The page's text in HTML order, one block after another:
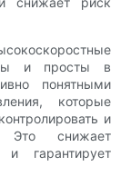
и просты в
понятными
которые
и
Это снижает
гарантирует